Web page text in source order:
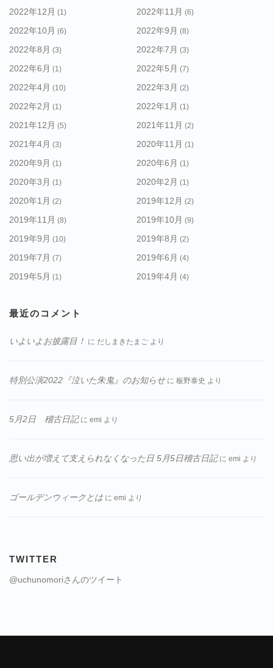
2022年12月 (1) 2022年11月 (6)
2022年10月 (6) 2022年9月 (8)
2022年8月 (3) 2022年7月 (3)
2022年6月 (1) 2022年5月 (7)
2022年4月 (10) 2022年3月 (2)
2022年2月 (1) 2022年1月 (1)
2021年12月 (5) 2021年11月 (2)
2021年4月 (3) 2020年11月 (1)
2020年9月 (1) 2020年6月 (1)
2020年3月 (1) 2020年2月 (1)
2020年1月 (2) 2019年12月 (2)
2019年11月 (8) 2019年10月 (9)
2019年9月 (10) 2019年8月 (2)
2019年7月 (7) 2019年6月 (4)
2019年5月 (1) 2019年4月 (4)
最近のコメント
いよいよお披露目！ に だしまきたまご より
特別公演2022『泣いた朱鬼』のお知らせに 板野泰史 より
5月2日 稽古日記に emi より
思い出が増えて支えられなくなった日 5月5日稽古日記に emi より
ゴールデンウィークとはに emi より
TWITTER
@uchunomoriさんのツイート